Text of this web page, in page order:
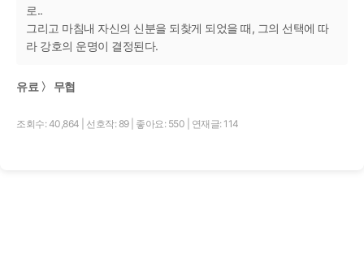
로..
그리고 마침내 자신의 신분을 되찾게 되었을 때, 그의 선택에 따
라 강호의 운명이 결정된다.
유료 〉 무협
조회수: 40,864 선호작: 89 좋아요: 550 연재글: 114